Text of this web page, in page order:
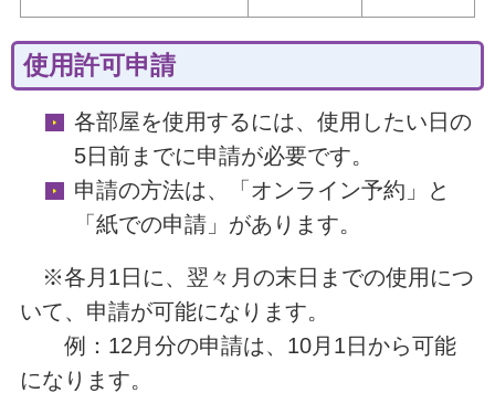
使用許可申請
各部屋を使用するには、使用したい日の
5日前までに申請が必要です。
申請の方法は、「オンライン予約」と
「紙での申請」があります。
※各月1日に、翌々月の末日までの使用につ
いて、申請が可能になります。
例：12月分の申請は、10月1日から可能
になります。